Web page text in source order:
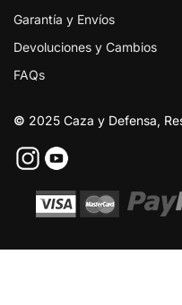
Garantía y Envíos
Devoluciones y Cambios
FAQs
© 2025 Caza y Defensa,